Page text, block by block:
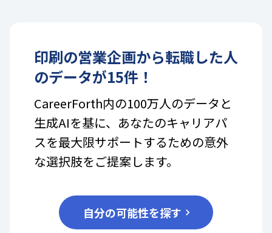
印刷の営業企画から転職した人
のデータが15件！
CareerForth内の100万人のデータと
生成AIを基に、あなたのキャリアパ
スを最大限サポートするための意外
な選択肢をご提案します。
自分の可能性を探す